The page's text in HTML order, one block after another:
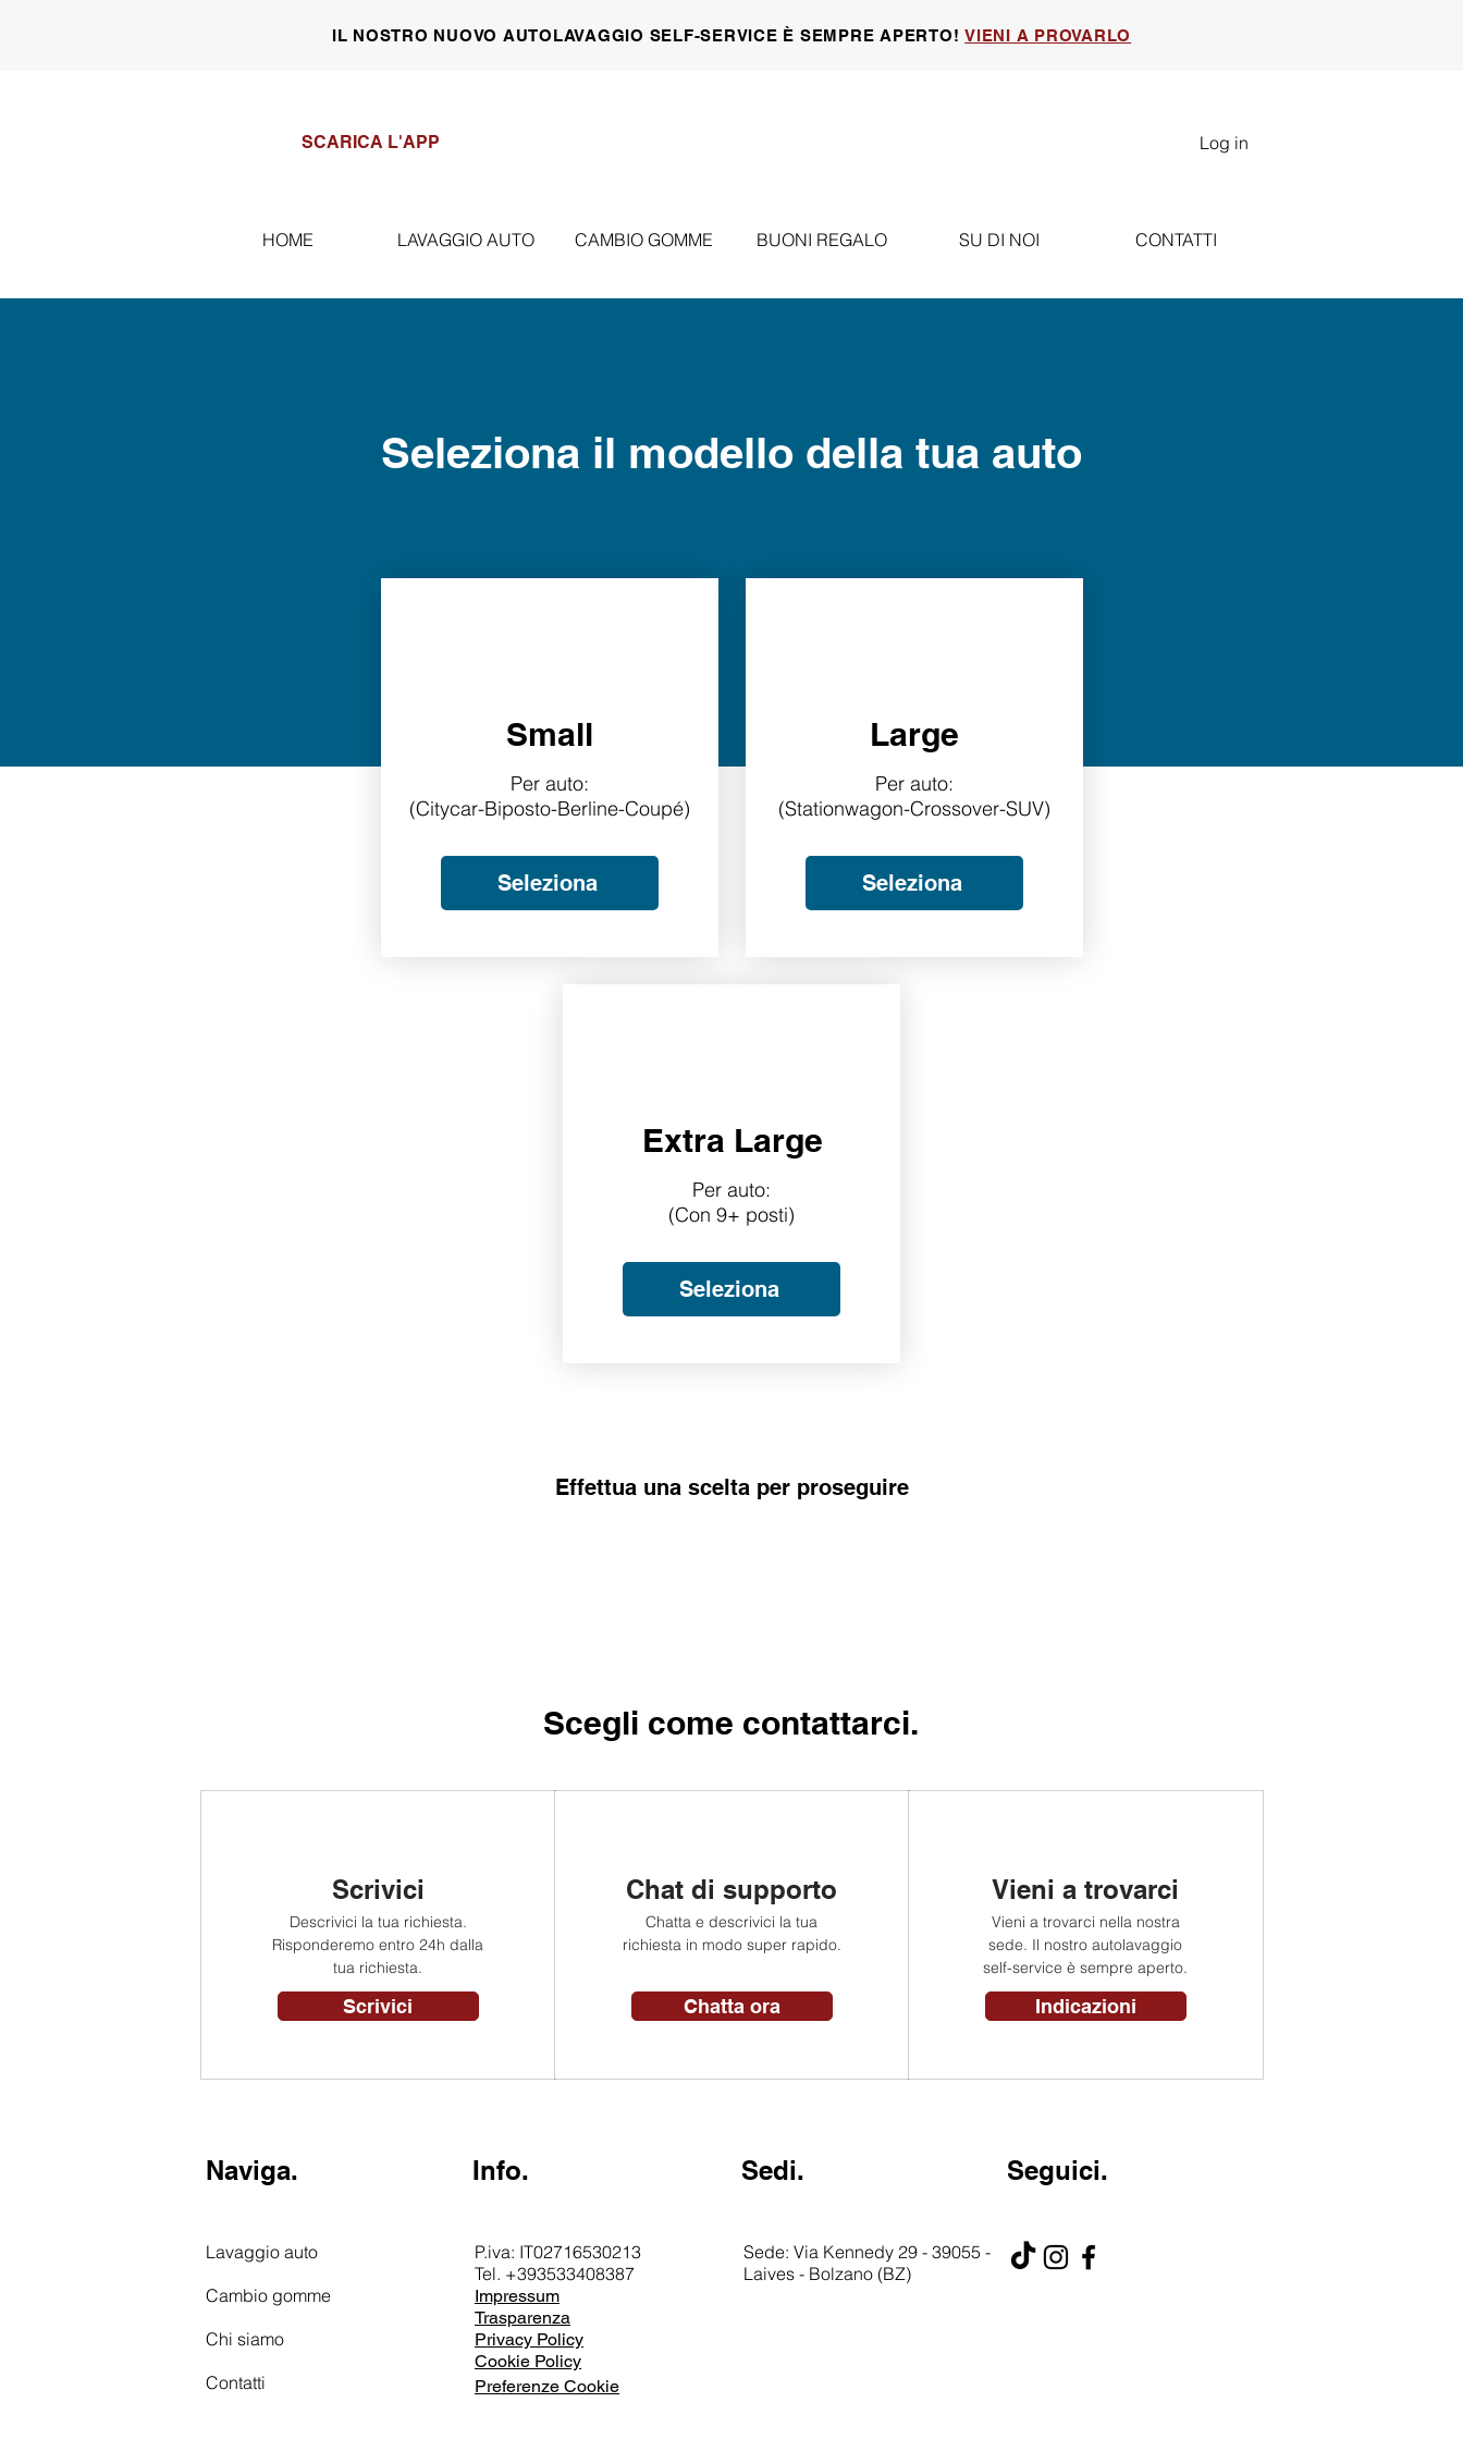
IL NOSTRO NUOVO AUTOLAVAGGIO SELF-SERVICE È SEMPRE APERTO! VIENI A PROVARLO
HOME LAVAGGIO AUTO CAMBIO GOMME BUONI REGALO SU DI NOI CONTATTI
Effettua una scelta per proseguire
Seleziona il modello della tua auto
Small
Per auto:
(Citycar-Biposto-Berline-Coupé)
Seleziona
Large
Per auto:
(Stationwagon-Crossover-SUV)
Seleziona
Extra Large
Per auto:
(Con 9+ posti)
Seleziona
Log in
SCARICA L'APP
Scegli come contattarci.
Scrivici
Descrivici la tua richiesta.
Risponderemo entro 24h dalla
tua richiesta.
Scrivici
Chat di supporto
Chatta e descrivici la tua
richiesta in modo super rapido.
Chatta ora
Vieni a trovarci
Vieni a trovarci nella nostra
sede. Il nostro autolavaggio
self-service è sempre aperto.
Indicazioni
Naviga. Info. Sedi. Seguici.
Lavaggio auto
Cambio gomme
Chi siamo
Contatti
P.iva: IT02716530213
Tel. +393533408387
Impressum
Trasparenza
Privacy Policy
Cookie Policy
Sede: Via Kennedy 29 - 39055 -
Laives - Bolzano (BZ)
Preferenze Cookie